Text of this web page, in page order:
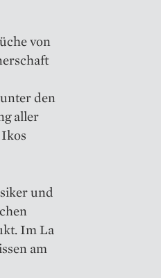
von
den
aller
und
Im La
am